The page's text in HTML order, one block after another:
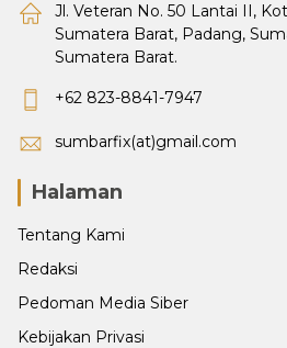
Jl. Veteran No. 50 Lantai II,
Sumatera Barat, Padang,
Sumatera Barat.
+62 823-8841-7947
sumbarfix(at)gmail.com
Halaman
Tentang Kami
Redaksi
Pedoman Media Siber
Kebijakan Privasi